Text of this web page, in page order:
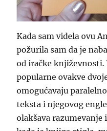
Kada sam videla ovu
požurila sam da je
od iračke književnosti.
popularne ovakve
omogućavaju
teksta i njegovog
olakšavarazumevanje